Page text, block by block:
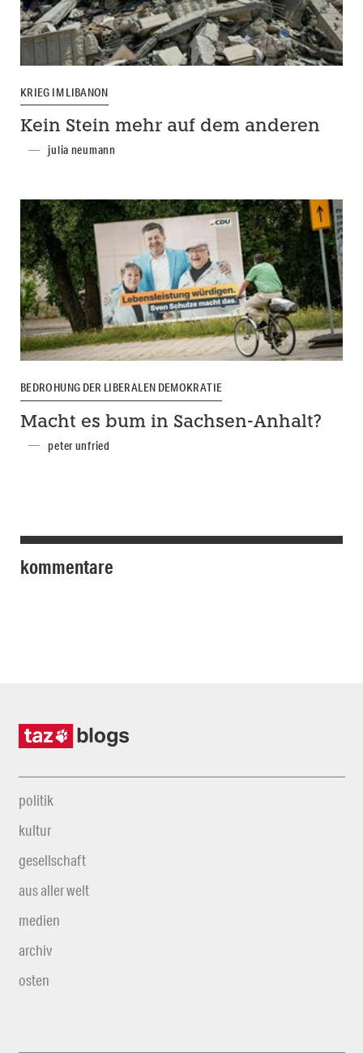
KRIEG IM LIBANON
Kein Stein mehr auf dem anderen
julia neumann
BEDROHUNG DER LIBERALEN DEMOKRATIE
Macht es bum in Sachsen-Anhalt?
peter unfried
kommentare
politik
kultur
gesellschaft
aus aller welt
medien
archiv
osten